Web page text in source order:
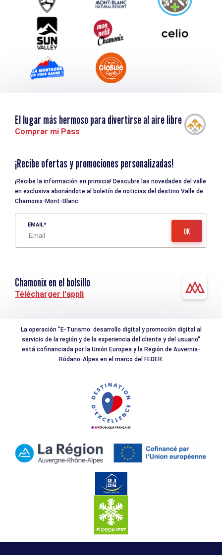
Descargar
Turismo y discapacidad
El lugar más hermoso para divertirse al aire libre
Comprar mi Pass
¡Recibe ofertas y promociones personalizadas!
¡Recibe la información en primicia! Descubre las novedades del valle
en exclusiva abonándote al boletín de noticias del destino Valle de
Chamonix-Mont-Blanc.
EMAIL
Chamonix en el bolsillo
Télécharger l'appli
La operación "E-Turismo: desarrollo digital y promoción digital al
servicio de la región y de la experiencia del cliente y del usuario"
está cofinanciada por la Unión Europea y la Región de Auvernia-
Ródano-Alpes en el marco del FEDER.